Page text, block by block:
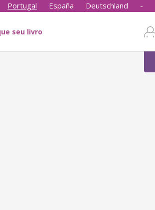
Portugal España Deutschland -
seu livro